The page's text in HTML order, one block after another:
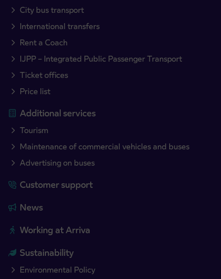
City bus transport
International transfers
Rent a Coach
IJPP – Integrated Public Passenger Transport
Ticket offices
Price list
Additional services
Tourism
Maintenance of commercial vehicles and buses
Advertising on buses
Customer support
News
Working at Arriva
Sustainability
Environmental Policy